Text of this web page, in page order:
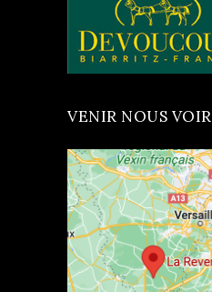
VENIR NOUS VOIR